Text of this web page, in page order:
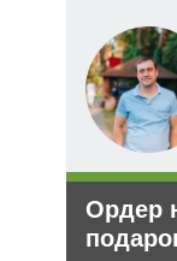
Ордер